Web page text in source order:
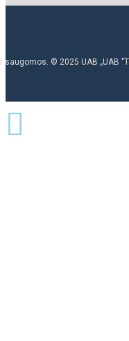
saugomos. © 2025 UAB „UAB